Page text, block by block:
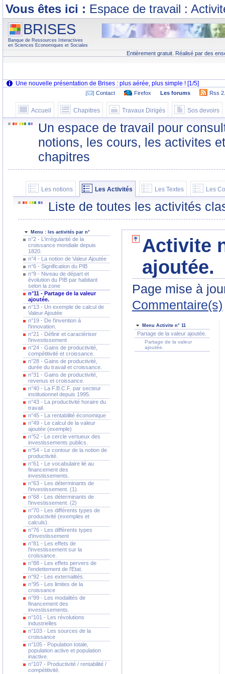
Vous êtes ici : Espace de travail :
BRISES
Banque de Ressources Interactives
en Sciences Economiques et Sociales
Entièrement gratuit. Réalisé par des
Contact Firefox Les forums Rss
Accueil Chapitres Travaux Dirigés Sos devoirs
Un espace de travail pour
notions, les cours, les activites
chapitres
Les notions Les Activités Les Textes Les
Liste de toutes les activités
Menu : les activités par n°
n°2 - L'irrégularité de la
croissance mondiale depuis
1820.
n°4 - La notion de Valeur Ajoutée
n°6 - Signification du PIB
n°9 - Niveau de départ et
évolution du PIB par habitant
selon la zone
n°11 - Partage de la valeur
ajoutée.
n°13 - Un exemple de calcul de
Valeur Ajoutée
n°19 - De l'invention à
l'innovation.
n°21 - Définir et caractériser
l'investissement
n°24 - Gains de productivité,
compétitivité et croissance.
n°28 - Gains de productivité,
durée du travail et croissance.
n°31 - Gains de productivité,
revenus et croissance.
n°40 - La F.B.C.F. par secteur
institutionnel depuis 1995.
n°43 - La productivité horaire du
travail.
n°45 - La rentabilité économique
n°49 - Le calcul de la valeur
ajoutée (exemple)
n°52 - Le cercle vertueux des
investissements publics.
n°54 - Le contour de la notion de
productivité.
n°61 - Le vocabulaire lié au
financement des
investissements.
n°63 - Les déterminants de
l'investissement. (1).
n°68 - Les déterminants de
l'investissement. (2)
n°70 - Les différents types de
productivité (exemples et
calculs).
n°76 - Les différents types
d'investissement
n°81 - Les effets de
l'investissement sur la
croissance.
n°88 - Les effets pervers de
l'endettement de l'Etat.
n°92 - Les externalités.
n°95 - Les limites de la
croissance
n°99 - Les modalités de
financement des
investissements.
n°101 - Les révolutions
industrielles
n°103 - Les sources de la
croissance
n°105 - Population totale,
population active et population
inactive.
n°107 - Productivité / rentabilité /
compétitivité.
Activite
ajoutée.
Page mise à
Commentaire(s)
Menu Activite n° 11
Partage de la valeur ajoutée.
Partage de la valeur
ajoutée.